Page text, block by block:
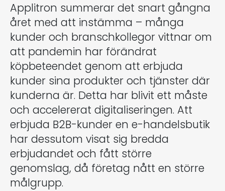
Applitron summerar det snart gångna
året med att instämma – många
kunder och branschkollegor vittnar om
att pandemin har förändrat
köpbeteendet genom att erbjuda
kunder sina produkter och tjänster där
kunderna är. Detta har blivit ett måste
och accelererat digitaliseringen. Att
erbjuda B2B-kunder en e-handelsbutik
har dessutom visat sig bredda
erbjudandet och fått större
genomslag, då företag nått en större
målgrupp.